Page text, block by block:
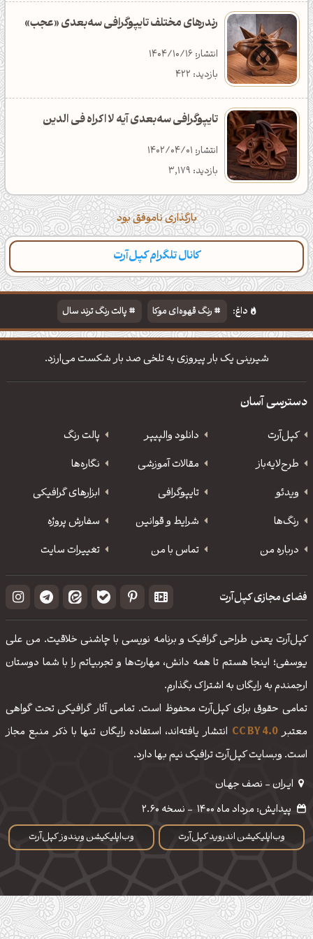
رندرهای مختلف تایپوگرافی سه‌بعدی «عجب»
انتشار: 1404/10/16
بازدید: 422
تایپوگرافی سه‌بعدی آیه لا اکراه فی الدین
انتشار: 1402/04/01
بازدید: 3,179
بارگذاری ناموفق بود
کانال تلگرام کپل‌آرت
دسته‌بندی مطالب تازه تایپوگرافی پالت‌ها
داغ: رنگ قهوه‌ای موکا
پالت رنگ ترند سال
دانلود والپیپر مذهبی
تایپوگرافی شعر مولانا
شیرینی یک بار پیروزی به تلخی صد بار شکست می‌ارزد.
دسترسی آسان
کپل‌آرت دانلود‌ والپیپر
پالت رنگ
طرح‌لایه‌باز
مقالات آموزشی
نگاره‌ها
ویدئو
‌تایپوگرافی
ابزارهای گرافیکی
رنگ‌ها
شرایط و قوانین
سفارش پروژه
درباره من
تماس با من تغییرات سایت
فضای مجازی کپل‌آرت
کپل‌آرت یعنی طراحی گرافیک و برنامه نویسی با چاشنی خلاقیت. من علی
یوسفی؛ اینجا هستم تا همه دانش، مهارت‌‌ها و تجربیاتم را با شما دوستان
ارجمندم به رایگان به اشتراک بگذارم.
تمامی حقوق برای کپل‌آرت محفوظ است. تمامی آثار گرافیکی تحت گواهی
معتبرCC BY 4.0 انتشار یافته‌اند، استفاده رایگان تنها با ذکر منبع مجاز
است. وبسایت کپل‌آرت ترافیک نیم بها دارد.
ایـران - نصف جهـان
وب‌اپلیکیشن اندروید کپل‌آرت وب‌اپلیکیشن ویندوز کپل‌آرت
پیدایش: مرداد ماه 1400 - نسخه 2.60